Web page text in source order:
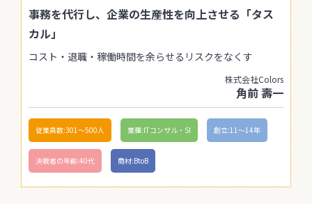
事務を代行し、企業の生産性を向上させる「タス
カル」
コスト・退職・稼働時間を余らせるリスクをなくす
株式会社Colors
角前 壽一
従業員数:301〜500人 業種:ITコンサル・SI 創立:11〜14年
決裁者の年齢:40代 商材:BtoB